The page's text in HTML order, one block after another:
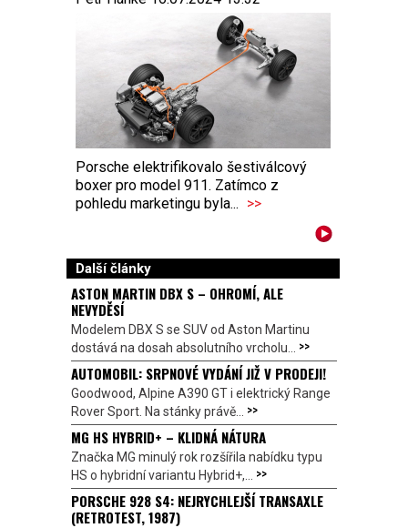
Porsche elektrifikovalo šestiválcový
boxer pro model 911. Zatímco z
pohledu marketingu byla... >>
Další články
ASTON MARTIN DBX S – OHROMÍ, ALE
NEVYDĚSÍ
Modelem DBX S se SUV od Aston Martinu
dostává na dosah absolutního vrcholu... >>
AUTOMOBIL: SRPNOVÉ VYDÁNÍ JIŽ V PRODEJI!
Goodwood, Alpine A390 GT i elektrický Range
Rover Sport. Na stánky právě... >>
MG HS HYBRID+ – KLIDNÁ NÁTURA
Značka MG minulý rok rozšířila nabídku typu
HS o hybridní variantu Hybrid+,... >>
PORSCHE 928 S4: NEJRYCHLEJŠÍ TRANSAXLE
(RETROTEST, 1987)